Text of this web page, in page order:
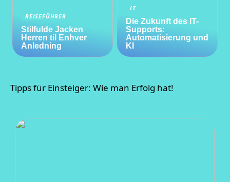
REISEFÜHRER
Stilfulde Jacken
Herren til Enhver
Anledning
IT
Die Zukunft des IT-
Supports:
Automatisierung und
KI
Tipps für Einsteiger: Wie man Erfolg hat!